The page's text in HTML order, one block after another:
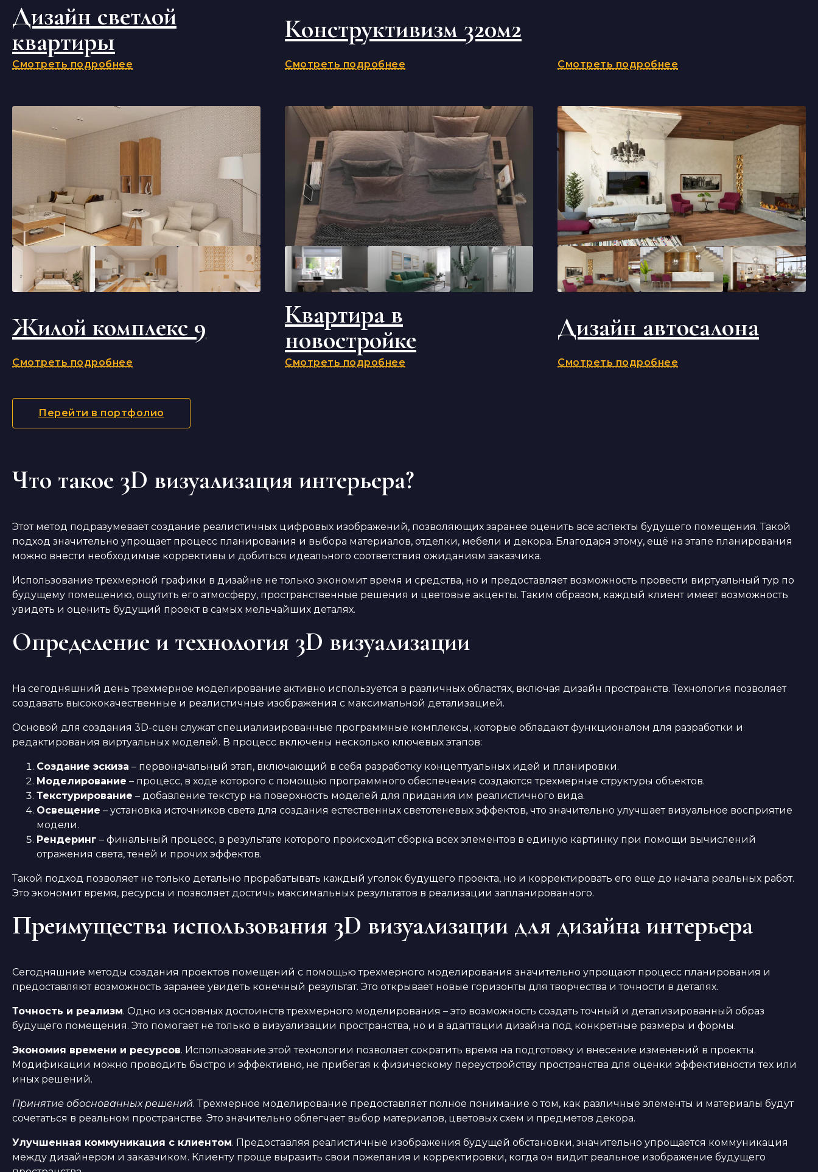
Дизайн светлой
квартиры
Смотреть подробнее
Конструктивизм 320м2
Смотреть подробнее Смотреть подробнее
Жилой комплекс 9
Смотреть подробнее
Квартира в
новостройке
Смотреть подробнее
Дизайн автосалона
Смотреть подробнее
Перейти в портфолио
Что такое 3D визуализация интерьера?
Этот метод подразумевает создание реалистичных цифровых изображений, позволяющих заранее оценить все аспекты будущего помещения. Такой
подход значительно упрощает процесс планирования и выбора материалов, отделки, мебели и декора. Благодаря этому, ещё на этапе планирования
можно внести необходимые коррективы и добиться идеального соответствия ожиданиям заказчика.
Использование трехмерной графики в дизайне не только экономит время и средства, но и предоставляет возможность провести виртуальный тур по
будущему помещению, ощутить его атмосферу, пространственные решения и цветовые акценты. Таким образом, каждый клиент имеет возможность
увидеть и оценить будущий проект в самых мельчайших деталях.
Определение и технология 3D визуализации
На сегодняшний день трехмерное моделирование активно используется в различных областях, включая дизайн пространств. Технология позволяет
создавать высококачественные и реалистичные изображения с максимальной детализацией.
Основой для создания 3D-сцен служат специализированные программные комплексы, которые обладают функционалом для разработки и
редактирования виртуальных моделей. В процесс включены несколько ключевых этапов:
Создание эскиза – первоначальный этап, включающий в себя разработку концептуальных идей и планировки.
Моделирование – процесс, в ходе которого с помощью программного обеспечения создаются трехмерные структуры объектов.
Текстурирование – добавление текстур на поверхность моделей для придания им реалистичного вида.
Освещение – установка источников света для создания естественных светотеневых эффектов, что значительно улучшает визуальное восприятие
модели.
Рендеринг – финальный процесс, в результате которого происходит сборка всех элементов в единую картинку при помощи вычислений
отражения света, теней и прочих эффектов.
Такой подход позволяет не только детально прорабатывать каждый уголок будущего проекта, но и корректировать его еще до начала реальных работ.
Это экономит время, ресурсы и позволяет достичь максимальных результатов в реализации запланированного.
Преимущества использования 3D визуализации для дизайна интерьера
Сегодняшние методы создания проектов помещений с помощью трехмерного моделирования значительно упрощают процесс планирования и
предоставляют возможность заранее увидеть конечный результат. Это открывает новые горизонты для творчества и точности в деталях.
Точность и реализм. Одно из основных достоинств трехмерного моделирования – это возможность создать точный и детализированный образ
будущего помещения. Это помогает не только в визуализации пространства, но и в адаптации дизайна под конкретные размеры и формы.
Экономия времени и ресурсов. Использование этой технологии позволяет сократить время на подготовку и внесение изменений в проекты.
Модификации можно проводить быстро и эффективно, не прибегая к физическому переустройству пространства для оценки эффективности тех или
иных решений.
Принятие обоснованных решений. Трехмерное моделирование предоставляет полное понимание о том, как различные элементы и материалы будут
сочетаться в реальном пространстве. Это значительно облегчает выбор материалов, цветовых схем и предметов декора.
Улучшенная коммуникация с клиентом. Предоставляя реалистичные изображения будущей обстановки, значительно упрощается коммуникация
между дизайнером и заказчиком. Клиенту проще выразить свои пожелания и корректировки, когда он видит реальное изображение будущего